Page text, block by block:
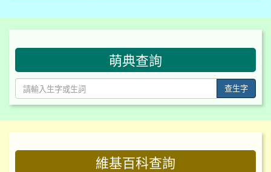
萌典查詢
查生字
維基百科查詢